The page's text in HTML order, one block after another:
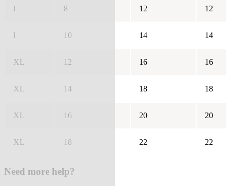
l 8 12 12
l 10 14 14
XL 12 16 16
XL 14 18 18
XL 16 20 20
XL 18 22 22
Need more help?